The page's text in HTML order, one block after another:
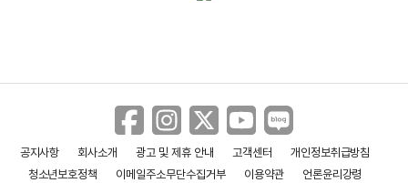
공지사항 회사소개 광고 및 제휴 안내 고객센터
개인정보취급방침
청소년보호정책
이메일주소무단수집거부 이용약관
언론윤리강령